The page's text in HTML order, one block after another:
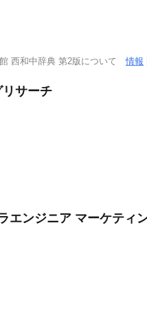
西和中辞典 第2版について情報
サーチ
エンジニア マーケティ